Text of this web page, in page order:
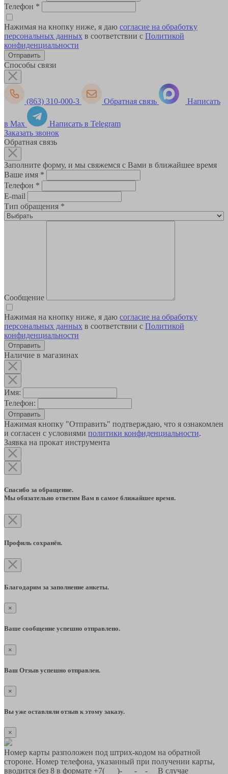
Телефон *
Нажимая на кнопку ниже, я даю согласие на обработку
персональных данных в соответствии с Политикой
конфиденциальности
Способы связи
(863) 310-000-3 Обратная связь Написать
в Max
Написать в Telegram
Заказать звонок
Обратная связь
Заполните форму, и мы свяжемся с Вами в ближайшее время
Ваше имя *
Телефон *
E-mail
Тип обращения *
Сообщение
Нажимая на кнопку ниже, я даю согласие на обработку
персональных данных в соответствии с Политикой
конфиденциальности
Наличие в магазинах
Имя:
Телефон:
Отправить
Нажимая кнопку "Отправить" подтверждаю, что я ознакомлен
и согласен с условиями политики конфиденциальности.
Заявка на прокат инструмента
Спасибо за обращение.
Мы обязательно ответим Вам в самое ближайшее время.
Профиль сохранён.
Благодарим за заполнение анкеты.
×
Ваше сообщение успешно отправлено.
×
Ваш Отзыв успешно отправлен.
×
Вы уже оставляли отзыв к этому заказу.
×
Номер карты разположен под штрих-кодом на обратной
стороне. Номер телефона, указанный при получении карты,
вводится без 8 в формате +7(___)-___-__-__ В случае